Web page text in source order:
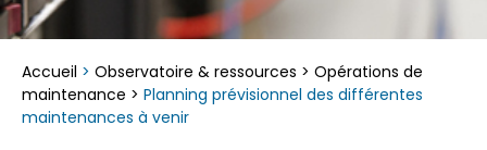
Accueil > Observatoire & ressources > Opérations de
maintenance > Planning prévisionnel des différentes
maintenances à venir